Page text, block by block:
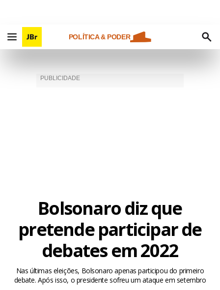
POLÍTICA & PODER
Bolsonaro diz que
pretende participar de
debates em 2022
Nas últimas eleições, Bolsonaro apenas participou do primeiro
debate. Após isso, o presidente sofreu um ataque em setembro